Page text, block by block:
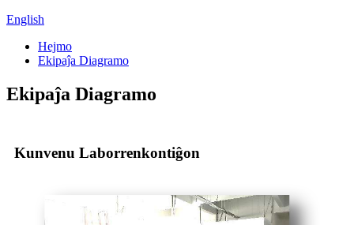
English
Hejmo
Ekipaĵa Diagramo
Ekipaĵa Diagramo
Kunvenu Laborrenkontiĝon